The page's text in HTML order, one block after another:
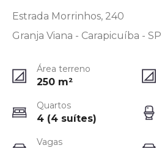
Estrada Morrinhos, 240
Granja Viana - Carapicuíba - SP
Área terreno
250 m²
Quartos
4 (4 suítes)
Vagas